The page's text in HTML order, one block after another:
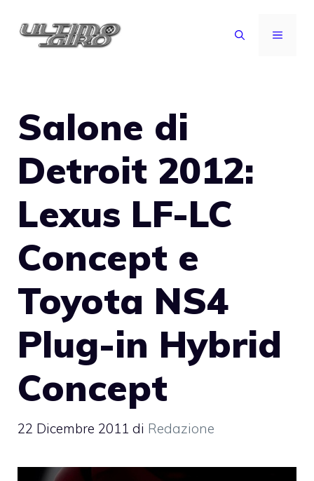
MENU
Salone di
Detroit 2012:
Lexus LF-LC
Concept e
Toyota NS4
Plug-in Hybrid
Concept
22 Dicembre 2011 di Redazione